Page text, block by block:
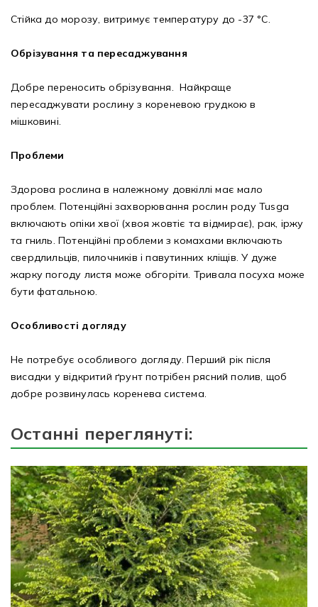
Стійка до морозу, витримує температуру до -37 °С.
Обрізування та пересаджування
Добре переносить обрізування. Найкраще
пересаджувати рослину з кореневою грудкою в
мішковині.
Проблеми
Здорова рослина в належному довкіллі має мало
проблем. Потенційні захворювання рослин роду Tusga
включають опіки хвої (хвоя жовтіє та відмирає), рак, іржу
та гниль. Потенційні проблеми з комахами включають
свердлильців, пилочників і павутинних кліщів. У дуже
жарку погоду листя може обгоріти. Тривала посуха може
бути фатальною.
Особливості догляду
Не потребує особливого догляду. Перший рік після
висадки у відкритий ґрунт потрібен рясний полив, щоб
добре розвинулась коренева система.
Останні переглянуті: